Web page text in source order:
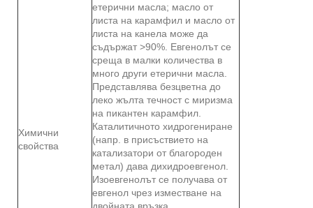
Химични
свойства
етерични масла; масло от
листа на карамфил и масло от
листа на канела може да
съдържат >90%. Евгенолът се
среща в малки количества в
много други етерични масла.
Представлява безцветна до
леко жълта течност с миризма
на пикантен карамфил.
Каталитичното хидрогениране
(напр. в присъствието на
катализатори от благороден
метал) дава дихидроевгенол.
Изоевгенолът се получава от
евгенол чрез изместване на
двойната връзка.